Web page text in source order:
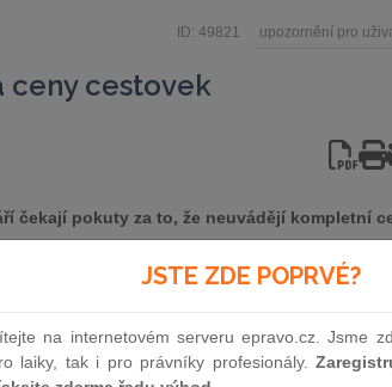
ID: 49821 upozornění pro
ceny cestovek
čekají pokuty za to, že neuvádějí kompletní
cestovek
JSTE ZDE POPRVÉ?
na internetovém serveru epravo.cz. Jsme
laiky, tak i pro právníky profesionály.